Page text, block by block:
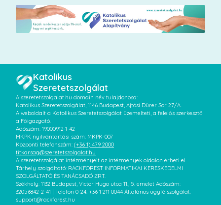
Katolikus
Szeretetszolgálat
A szeretetszolgalat.hu domain név tulajdonosa:
Katolikus Szeretetszolgálat, 1146 Budapest, Ajtósi Dürer Sor 27/A.
A weboldalt a Katolikus Szeretetszolgálat üzemelteti, a felelős szerkesztő
a Főigazgató.
Adószám: 19000912-1-42
MKPK nyilvántartási szám: MKPK-007
Központi telefonszám: (+36 1) 479 2000
titkarsag@szeretetszolgalat.hu
A szeretetszolgálat intézményeit az intézmények oldalon érheti el.
Tárhely szolgáltató: RACKFOREST INFORMATIKAI KERESKEDELMI
SZOLGÁLTATÓ ÉS TANÁCSADÓ ZRT.
Székhely: 1132 Budapest, Victor Hugo utca 11., 5. emelet Adószám:
32056842-2-41 | Telefon 0-24: +36 1 211 0044 Általános ügyfélszolgálat:
support@rackforest.hu